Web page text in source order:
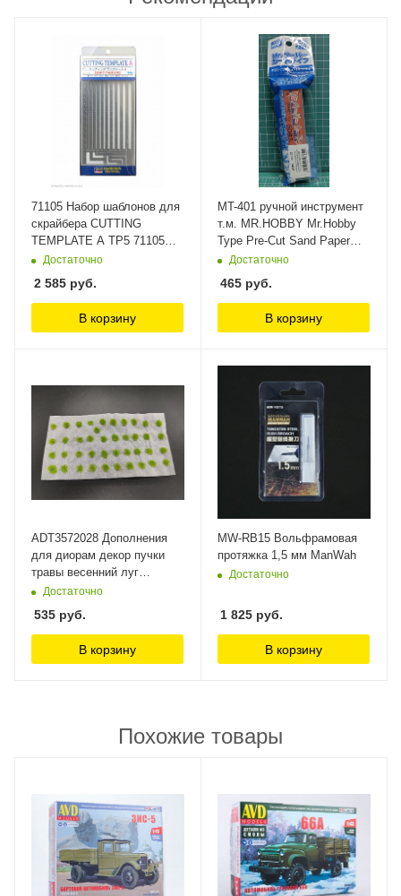
71105 Набор шаблонов для
скрайбера CUTTING
TEMPLATE A TP5 71105
(HASEGAWA) Hasegawa
Достаточно
2 585 руб.
В корзину
MT-401 ручной инструмент
т.м. MR.HOBBY Mr.Hobby
Type Pre-Cut Sand Paper
#240 Gunze Sangyo
Достаточно
465 руб.
В корзину
ADT3572028 Дополнения
для диорам декор пучки
травы весенний луг
DioramaTech 3
Достаточно
535 руб.
В корзину
MW-RB15 Вольфрамовая
протяжка 1,5 мм ManWah
Достаточно
1 825 руб.
В корзину
Похожие товары